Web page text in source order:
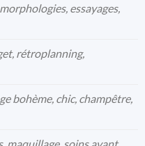
essayages,
rétroplanning,
bohème, chic, champêtre,